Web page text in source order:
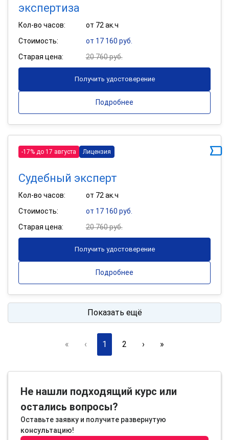
экспертиза
Кол-во часов:
от 72 ак.ч
Стоимость:
от 17 160 руб.
Старая цена:
20 760 руб.
Получить удостоверение
Подробнее
-17% до 17 августа Лицензия
Судебный эксперт
Кол-во часов:
от 72 ак.ч
Стоимость:
от 17 160 руб.
Старая цена:
20 760 руб.
Получить удостоверение
Подробнее
Показать ещё
« ‹ 1 2 › »
Не нашли подходящий курс или
остались вопросы?
Оставьте заявку и получите развернутую
консультацию!